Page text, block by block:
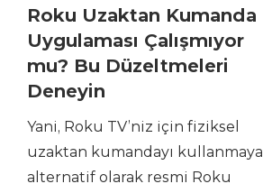
Roku Uzaktan Kumanda
Uygulaması Çalışmıyor
mu? Bu Düzeltmeleri
Deneyin
Yani, Roku TV’niz için fiziksel
uzaktan kumandayı kullanmaya
alternatif olarak resmi Roku